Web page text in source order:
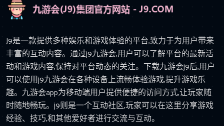
J9是一款提供多种娱乐和游戏体验的平台,致力于为用户带来
丰富的互动内容。通过j9九游会,用户可以了解平台的最新活
动和游戏内容,保持对平台动态的关注。下载九游会j9后,用户
可以使用j9九游会在各种设备上流畅体验游戏,提升游戏乐
趣。九游会app为移动端用户提供便捷的访问方式,让玩家随
时随地畅玩。j9则是一个互动社区,玩家可以在这里分享游戏
经验、技巧,和其他爱好者进行交流与互动。